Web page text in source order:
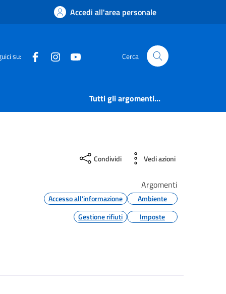
Accedi all'area personale
su: FacebookInstagram Cerca
Tutti gli argomenti...
Condividi Vedi azioni
Argomenti
Accesso all'informazione
Ambiente
Gestione rifiuti
Imposte